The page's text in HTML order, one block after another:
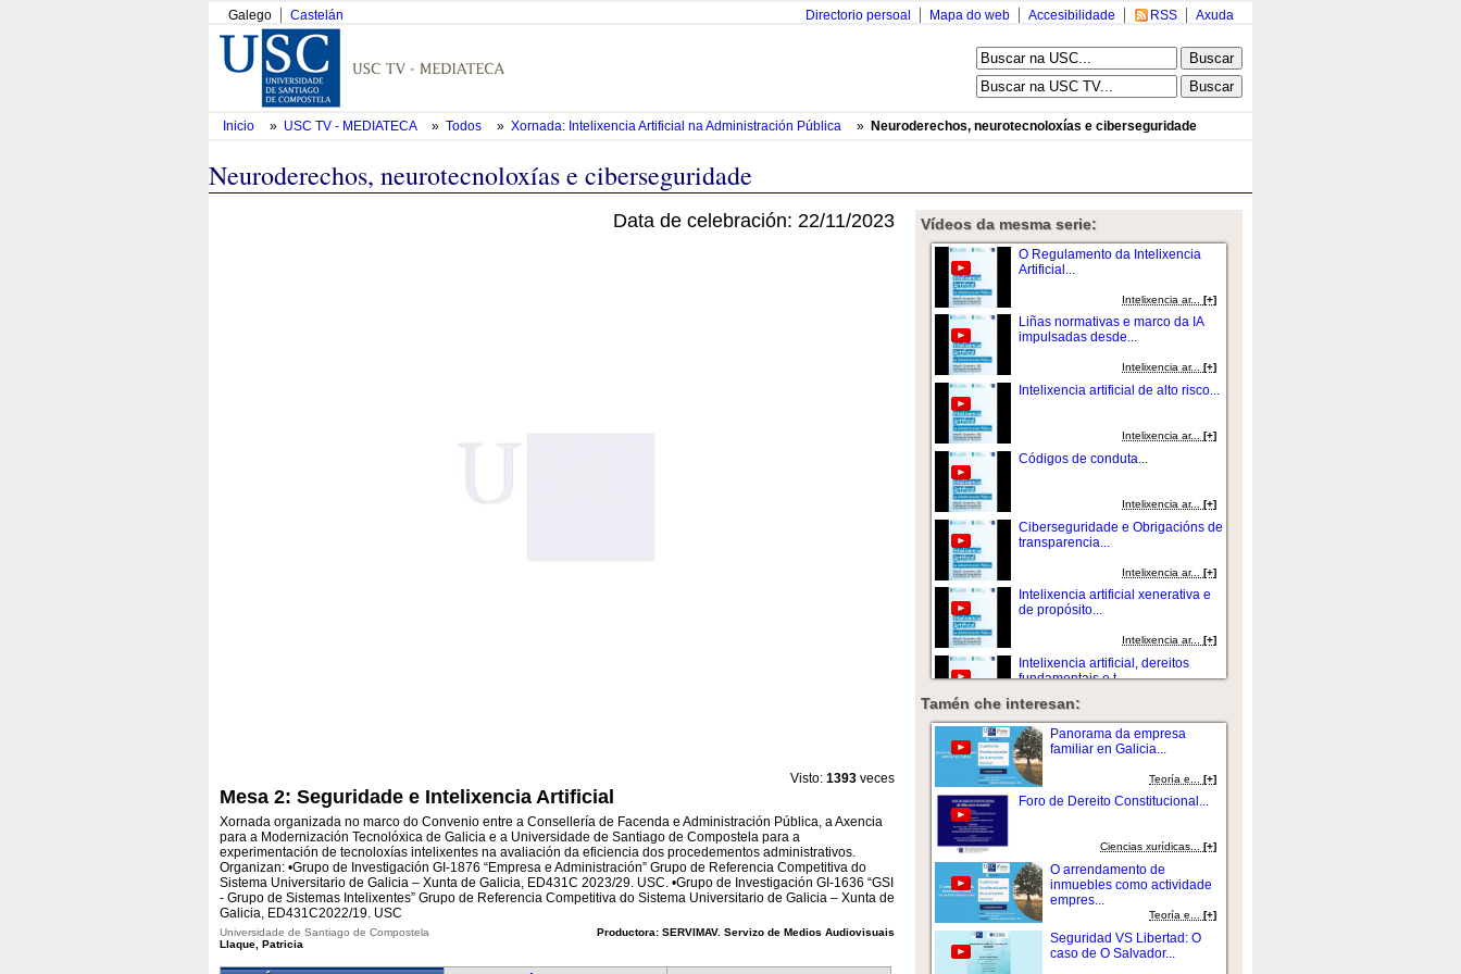
Galego Castelán Axuda
RSS
Accesibilidade
Mapa do web
Directorio persoal
Inicio » USC TV - MEDIATECA » Todos » Xornada: Intelixencia Artificial na Administración Pública » Neuroderechos, neurotecnoloxías e ciberseguridade
Neuroderechos, neurotecnoloxías e ciberseguridade
Data de celebración: 22/11/2023
Visto: 1393 veces
Mesa 2: Seguridade e Intelixencia Artificial
Xornada organizada no marco do Convenio entre a Consellería de Facenda e Administración Pública, a Axencia
para a Modernización Tecnolóxica de Galicia e a Universidade de Santiago de Compostela para a
experimentación de tecnoloxías intelixentes na avaliación da eficiencia dos procedementos administrativos.
Organizan: •Grupo de Investigación GI-1876 “Empresa e Administración” Grupo de Referencia Competitiva do
Sistema Universitario de Galicia – Xunta de Galicia, ED431C 2023/29. USC. •Grupo de Investigación GI-1636 “GSI
- Grupo de Sistemas Intelixentes” Grupo de Referencia Competitiva do Sistema Universitario de Galicia – Xunta de
Galicia, ED431C2022/19. USC
Productora: SERVIMAV. Servizo de Medios Audiovisuais
Universidade de Santiago de Compostela
Llaque, Patricia
Vídeos da mesma serie:
O Regulamento da Intelixencia
Artificial...
Intelixencia ar...[+]
Liñas normativas e marco da IA
impulsadas desde...
Intelixencia ar... [+]
Intelixencia artificial de alto risco...
Intelixencia ar...[+]
Códigos de conduta...
Intelixencia ar...[+]
Ciberseguridade e Obrigacións de
transparencia...
Intelixencia ar...[+]
Intelixencia artificial xenerativa e
de propósito...
Intelixencia ar...[+]
Intelixencia artificial, dereitos
fundamentais e t...
Neuroderechos, neurotecnoloxías
e cibersegu...
Intelixencia ar...[+]
Dereitos das persoas ante o uso
Intelixencia ar...[+]
Escollos, desafíos e
oportunidades da IA nos...
Intelixencia ar...[+]
Gobernanza dixital integral: o
sector público...
Tamén che interesan:
Panorama da empresa
familiar en Galicia...
Teoría e...[+]
Foro de Dereito Constitucional...
Ciencias xurí­dicas... [+]
O arrendamento de
inmuebles como actividade
empres...
Teoría e...[+]
Seguridad VS Libertad: O
caso de O Salvador...